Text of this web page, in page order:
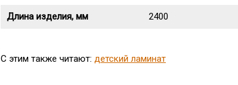
Длина изделия, мм 2400
C этим также читают: детский ламинат